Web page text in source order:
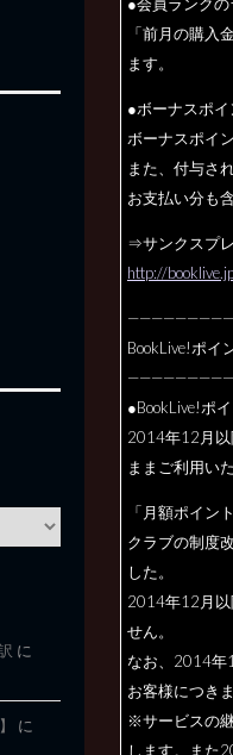
●会員ランクの
「前月の購入
ます。
●ボーナスポ
ボーナスポイ
また、付与さ
お支払い分も
⇒サンクスプ
http://
BookLive!ポイ
●BookLive!ポ
2014年12月以
ままご利用い
「月額ポイン
クラブの制度
した。
2014年12月以
せん。
なお、2014年
お客様につき
※サービスの
します。
また
に
に